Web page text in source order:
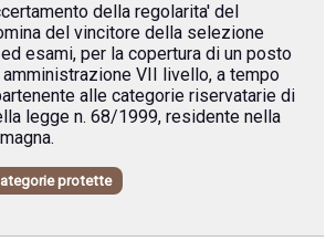
della regolarita' del
del vincitore della selezione
esami, per la copertura di un posto
VII livello, a tempo
alle categorie riservatarie di
legge n. 68/1999, residente nella
protette